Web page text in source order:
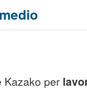
Kazako per